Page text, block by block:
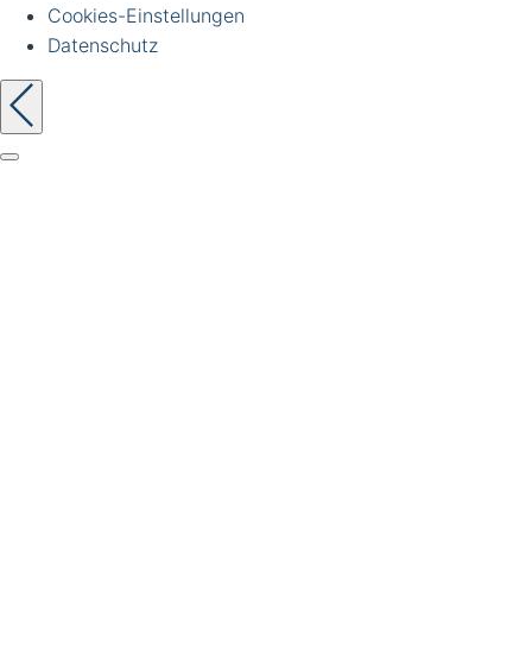
Cookies-Einstellungen
Datenschutz